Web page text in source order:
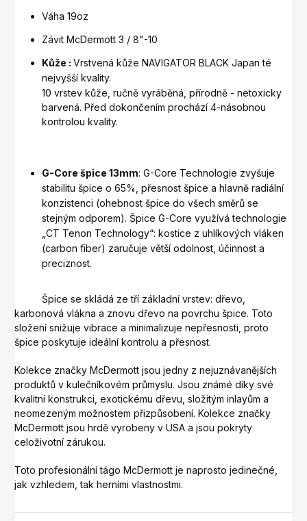
Váha 19oz
Závit McDermott 3 / 8"-10
Kůže : Vrstvená kůže NAVIGATOR BLACK Japan té
nejvyšší kvality.
10 vrstev kůže, ručně vyráběná, přírodně - netoxicky
barvená. Před dokončením prochází 4-násobnou
kontrolou kvality.
G-Core špice 13mm: G-Core Technologie zvyšuje
stabilitu špice o 65%, přesnost špice a hlavně radiální
konzistenci (ohebnost špice do všech směrů se
stejným odporem). Špice G-Core využívá technologie
„CT Tenon Technology“: kostice z uhlíkových vláken
(carbon fiber) zaručuje větší odolnost, účinnost a
preciznost.
Špice se skládá ze tří základní vrstev: dřevo,
karbonová vlákna a znovu dřevo na povrchu špice. Toto
složení snižuje vibrace a minimalizuje nepřesnosti, proto
špice poskytuje ideální kontrolu a přesnost.
Kolekce značky McDermott jsou jedny z nejuznávanějších
produktů v kulečníkovém průmyslu. Jsou známé díky své
kvalitní konstrukci, exotickému dřevu, složitým inlayům a
neomezeným možnostem přizpůsobení. Kolekce značky
McDermott jsou hrdě vyrobeny v USA a jsou pokryty
celoživotní zárukou.
Toto profesionální tágo McDermott je naprosto jedinečné,
jak vzhledem, tak herními vlastnostmi.